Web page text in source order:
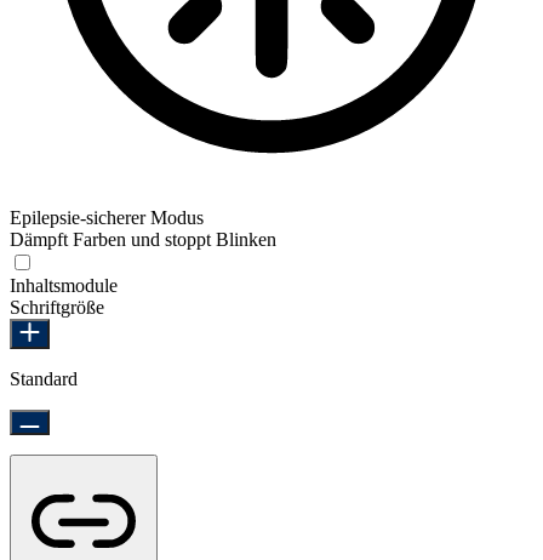
Epilepsie-sicherer Modus
Dämpft Farben und stoppt Blinken
Inhaltsmodule
Schriftgröße
Standard